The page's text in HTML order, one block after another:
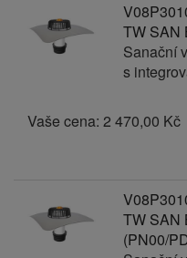
TW SAN
Sanační
s
Vaše cena: 2 470,00 Kč
TW SAN
(PN00/